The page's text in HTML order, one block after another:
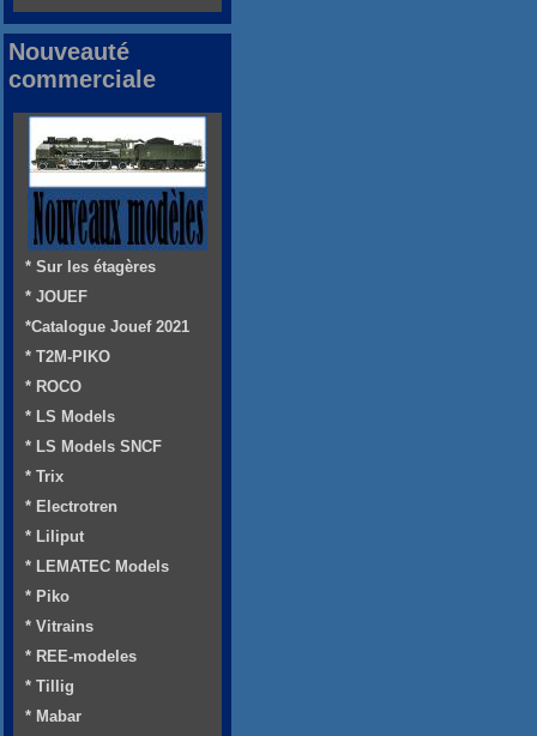
Nouveauté
commerciale
* Sur les étagères
* JOUEF
*Catalogue Jouef 2021
* T2M-PIKO
* ROCO
* LS Models
* LS Models SNCF
* Trix
* Electrotren
* Liliput
* LEMATEC Models
* Piko
* Vitrains
* REE-modeles
* Tillig
* Mabar